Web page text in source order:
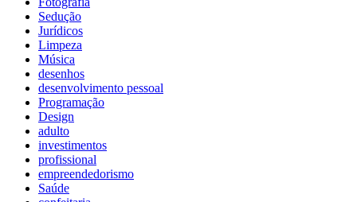
Sedução
Jurídicos
Limpeza
Música
desenhos
desenvolvimento pessoal
Programação
Design
adulto
investimentos
profissional
empreendedorismo
Saúde